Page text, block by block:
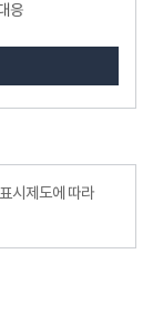
응
시제도에 따라